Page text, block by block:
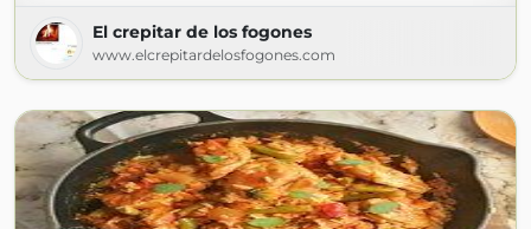
El crepitar de los fogones
www.elcrepitardelosfogones.com